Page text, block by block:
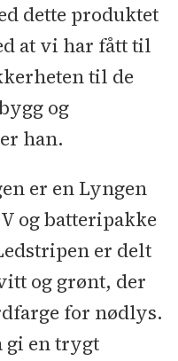
dette produktet
at vi har fått til
til de
og
han.
er en Lyngen
og batteripakke
er delt
og grønt, der
for nødlys.
gi en trygt